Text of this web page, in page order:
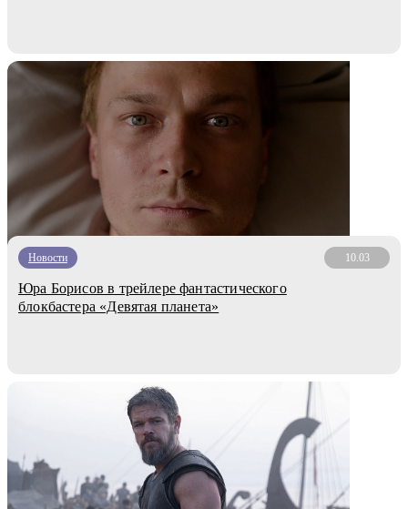
Новости 10.03
Юра Борисов в трейлере фантастического
блокбастера «Девятая планета»